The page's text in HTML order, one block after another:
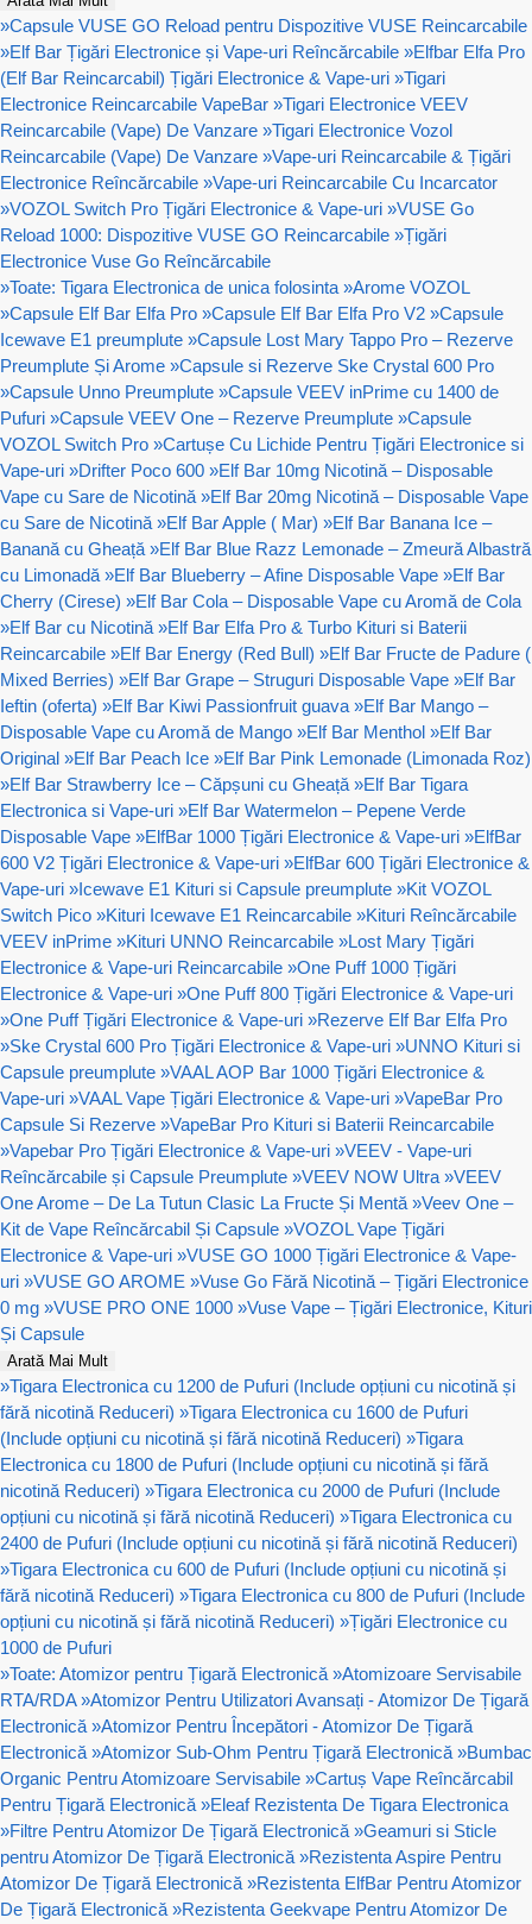
»Capsule VUSE GO Reload pentru Dispozitive VUSE Reincarcabile
»Elf Bar Țigări Electronice și Vape-uri Reîncărcabile »Elfbar Elfa Pro
(Elf Bar Reincarcabil) Țigări Electronice & Vape-uri »Tigari
Electronice Reincarcabile VapeBar »Tigari Electronice VEEV
Reincarcabile (Vape) De Vanzare »Tigari Electronice Vozol
Reincarcabile (Vape) De Vanzare »Vape-uri Reincarcabile & Țigări
Electronice Reîncărcabile »Vape-uri Reincarcabile Cu Incarcator
»VOZOL Switch Pro Țigări Electronice & Vape-uri »VUSE Go
Reload 1000: Dispozitive VUSE GO Reincarcabile »Țigări
Electronice Vuse Go Reîncărcabile
»Toate: Tigara Electronica de unica folosinta »Arome VOZOL
»Capsule Elf Bar Elfa Pro »Capsule Elf Bar Elfa Pro V2 »Capsule
Icewave E1 preumplute »Capsule Lost Mary Tappo Pro – Rezerve
Preumplute Și Arome »Capsule si Rezerve Ske Crystal 600 Pro
»Capsule Unno Preumplute »Capsule VEEV inPrime cu 1400 de
Pufuri »Capsule VEEV One – Rezerve Preumplute »Capsule
VOZOL Switch Pro »Cartușe Cu Lichide Pentru Țigări Electronice si
Vape-uri »Drifter Poco 600 »Elf Bar 10mg Nicotină – Disposable
Vape cu Sare de Nicotină »Elf Bar 20mg Nicotină – Disposable Vape
cu Sare de Nicotină »Elf Bar Apple ( Mar) »Elf Bar Banana Ice –
Banană cu Gheață »Elf Bar Blue Razz Lemonade – Zmeură Albastră
cu Limonadă »Elf Bar Blueberry – Afine Disposable Vape »Elf Bar
Cherry (Cirese) »Elf Bar Cola – Disposable Vape cu Aromă de Cola
»Elf Bar cu Nicotină »Elf Bar Elfa Pro & Turbo Kituri si Baterii
Reincarcabile »Elf Bar Energy (Red Bull) »Elf Bar Fructe de Padure (
Mixed Berries) »Elf Bar Grape – Struguri Disposable Vape »Elf Bar
Ieftin (oferta) »Elf Bar Kiwi Passionfruit guava »Elf Bar Mango –
Disposable Vape cu Aromă de Mango »Elf Bar Menthol »Elf Bar
Original »Elf Bar Peach Ice »Elf Bar Pink Lemonade (Limonada Roz)
»Elf Bar Strawberry Ice – Căpșuni cu Gheață »Elf Bar Tigara
Electronica si Vape-uri »Elf Bar Watermelon – Pepene Verde
Disposable Vape »ElfBar 1000 Țigări Electronice & Vape-uri »ElfBar
600 V2 Țigări Electronice & Vape-uri »ElfBar 600 Țigări Electronice &
Vape-uri »Icewave E1 Kituri si Capsule preumplute »Kit VOZOL
Switch Pico »Kituri Icewave E1 Reincarcabile »Kituri Reîncărcabile
VEEV inPrime »Kituri UNNO Reincarcabile »Lost Mary Țigări
Electronice & Vape-uri Reincarcabile »One Puff 1000 Țigări
Electronice & Vape-uri »One Puff 800 Țigări Electronice & Vape-uri
»One Puff Țigări Electronice & Vape-uri »Rezerve Elf Bar Elfa Pro
»Ske Crystal 600 Pro Țigări Electronice & Vape-uri »UNNO Kituri si
Capsule preumplute »VAAL AOP Bar 1000 Țigări Electronice &
Vape-uri »VAAL Vape Țigări Electronice & Vape-uri »VapeBar Pro
Capsule Si Rezerve »VapeBar Pro Kituri si Baterii Reincarcabile
»Vapebar Pro Țigări Electronice & Vape-uri »VEEV - Vape-uri
Reîncărcabile și Capsule Preumplute »VEEV NOW Ultra »VEEV
One Arome – De La Tutun Clasic La Fructe Și Mentă »Veev One –
Kit de Vape Reîncărcabil Și Capsule »VOZOL Vape Țigări
Electronice & Vape-uri »VUSE GO 1000 Țigări Electronice & Vape-
uri »VUSE GO AROME »Vuse Go Fără Nicotină – Țigări Electronice
0 mg »VUSE PRO ONE 1000 »Vuse Vape – Țigări Electronice, Kituri
Și Capsule
Arată Mai Mult
»Tigara Electronica cu 1200 de Pufuri (Include opțiuni cu nicotină și
fără nicotină Reduceri) »Tigara Electronica cu 1600 de Pufuri
(Include opțiuni cu nicotină și fără nicotină Reduceri) »Tigara
Electronica cu 1800 de Pufuri (Include opțiuni cu nicotină și fără
nicotină Reduceri) »Tigara Electronica cu 2000 de Pufuri (Include
opțiuni cu nicotină și fără nicotină Reduceri) »Tigara Electronica cu
2400 de Pufuri (Include opțiuni cu nicotină și fără nicotină Reduceri)
»Tigara Electronica cu 600 de Pufuri (Include opțiuni cu nicotină și
fără nicotină Reduceri) »Tigara Electronica cu 800 de Pufuri (Include
opțiuni cu nicotină și fără nicotină Reduceri) »Țigări Electronice cu
1000 de Pufuri
»Toate: Atomizor pentru Țigară Electronică »Atomizoare Servisabile
RTA/RDA »Atomizor Pentru Utilizatori Avansați - Atomizor De Țigară
Electronică »Atomizor Pentru Începători - Atomizor De Țigară
Electronică »Atomizor Sub-Ohm Pentru Țigară Electronică »Bumbac
Organic Pentru Atomizoare Servisabile »Cartuș Vape Reîncărcabil
Pentru Țigară Electronică »Eleaf Rezistenta De Tigara Electronica
»Filtre Pentru Atomizor De Țigară Electronică »Geamuri si Sticle
pentru Atomizor De Țigară Electronică »Rezistenta Aspire Pentru
Atomizor De Țigară Electronică »Rezistenta ElfBar Pentru Atomizor
De Țigară Electronică »Rezistenta Geekvape Pentru Atomizor De